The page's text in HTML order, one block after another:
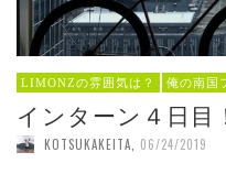
LIMONZの雰囲気は？ 俺の南国
インターン４日目
KOTSUKAKEITA 06/24/2019